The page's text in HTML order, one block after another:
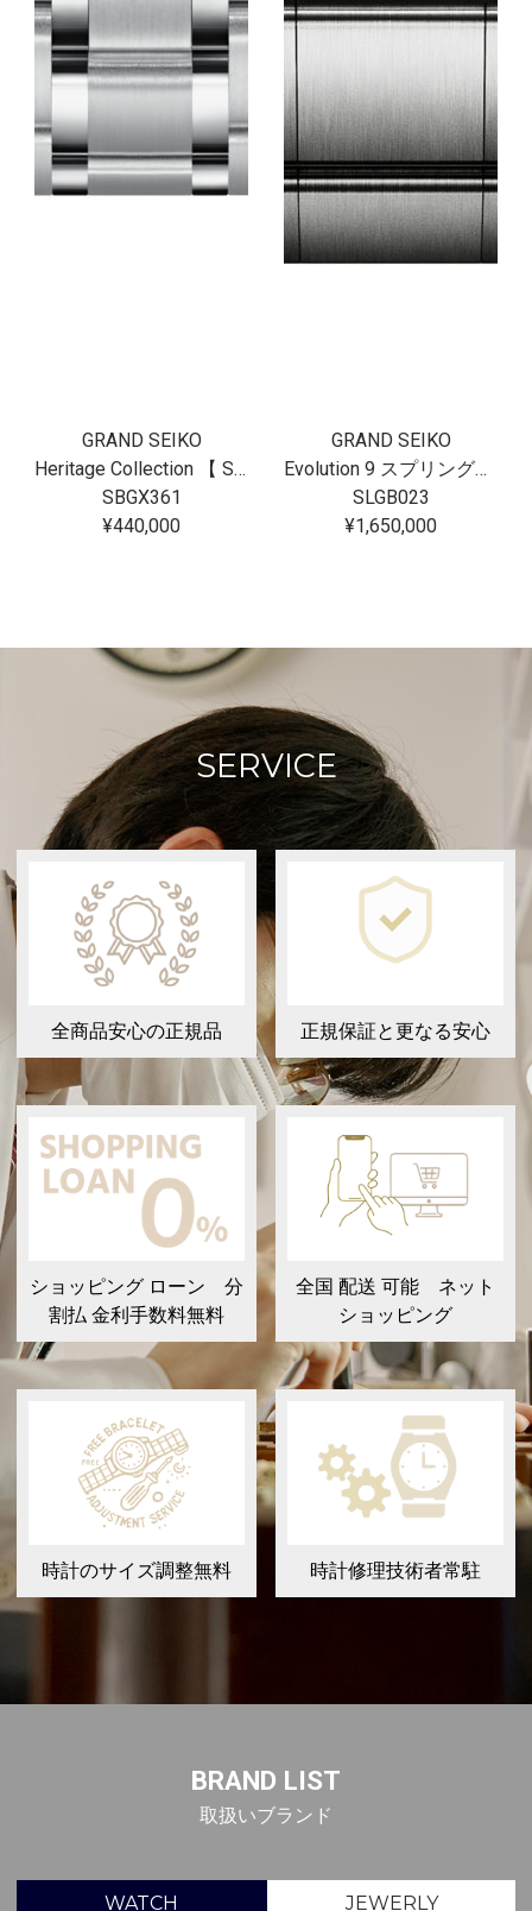
GRAND SEIKO
Heritage Collection 【 SBGX361 】
SBGX361
¥440,000
GRAND SEIKO
Evolution 9 スプリングドライブU.F.A. Ushio 300 Diver SLGB023
SLGB023
¥1,650,000
SERVICE
全商品安心の正規品 正規保証と更なる安心
ショッピング ローン 分
割払 金利手数料無料
全国 配送 可能 ネット
ショッピング
時計のサイズ調整無料 時計修理技術者常駐
BRAND LIST
取扱いブランド
WATCH JEWERLY